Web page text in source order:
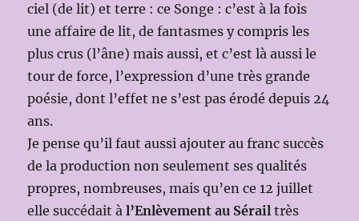
ciel (de lit) et terre : ce Songe : c’est à la fois
une affaire de lit, de fantasmes y compris les
plus crus (l’âne) mais aussi, et c’est là aussi le
tour de force, l’expression d’une très grande
poésie, dont l’effet ne s’est pas érodé depuis 24
ans.
Je pense qu’il faut aussi ajouter au franc succès
de la production non seulement ses qualités
propres, nombreuses, mais qu’en ce 12 juillet
elle succédait àl’Enlèvement au Sérail très